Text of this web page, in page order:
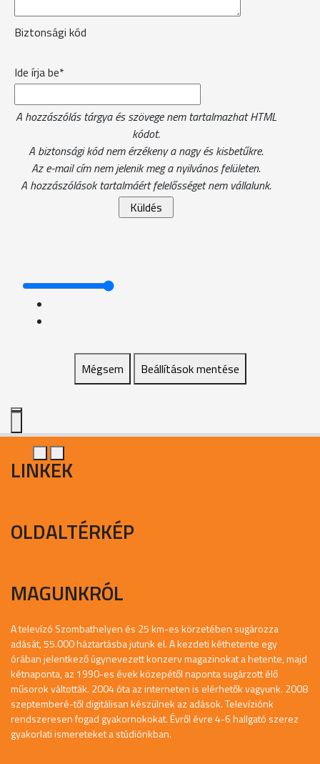
Biztonsági kód
Ide írja be*
A hozzászólás tárgya és szövege nem tartalmazhat HTML
kódot.
A biztonsági kód nem érzékeny a nagy és kisbetűkre.
Az e-mail cím nem jelenik meg a nyilvános felületen.
A hozzászólások tartalmáért felelősséget nem vállalunk.
Mégsem Beállítások mentése
LINKEK
OLDALTÉRKÉP
MAGUNKRÓL
A televízó Szombathelyen és 25 km-es körzetében sugározza
adását, 55.000 háztartásba jutunk el. A kezdeti kéthetente egy
órában jelentkező úgynevezett konzerv magazinokat a hetente, majd
kétnaponta, az 1990-es évek közepétől naponta sugárzott élő
műsorok váltották. 2004 óta az interneten is elérhetők vagyunk. 2008
szeptemberé-től digitálisan készülnek az adások. Televíziónk
rendszeresen fogad gyakornokokat. Évről évre 4-6 hallgató szerez
gyakorlati ismereteket a stúdiónkban.